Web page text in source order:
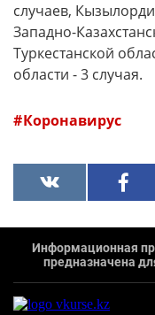
случаев,
Западно-
Туркестанской
области - 3 случая.
Коронавирус
Информационная
предназначена